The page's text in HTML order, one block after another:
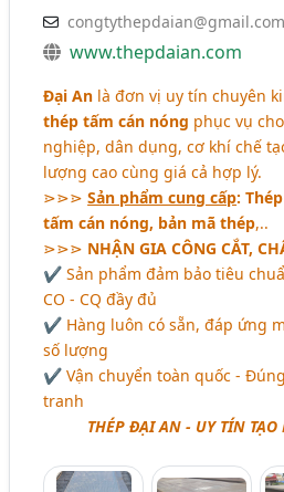
congtythepdaian@gmail.com
www.thepdaian.com
Đại An là đơn vị uy tín chuyên
thép tấm cán nóng phục vụ
nghiệp, dân dụng, cơ khí chế
lượng cao cùng giá cả hợp lý.
⋗⋗⋗Sản phẩm cung cấp:
tấm cán nóng, bản mã thép,..
⋗⋗⋗ NHẬN GIA CÔNG CẮT,
✔ Sản phẩm đảm bảo tiêu
CO - CQ đầy đủ
✔ Hàng luôn có sẵn, đáp ứng
số lượng
✔ Vận chuyển toàn quốc -
tranh
THÉP ĐẠI AN - UY TÍN